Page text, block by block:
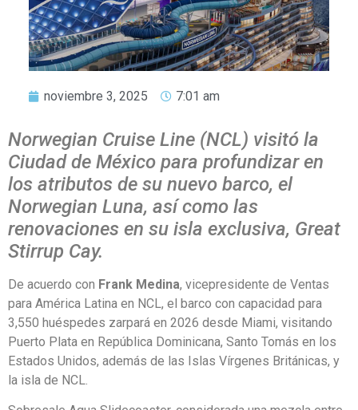
noviembre 3, 2025 7:01 am
Norwegian Cruise Line (NCL) visitó la
Ciudad de México para profundizar en
los atributos de su nuevo barco, el
Norwegian Luna, así como las
renovaciones en su isla exclusiva, Great
Stirrup Cay.
De acuerdo con Frank Medina, vicepresidente de Ventas
para América Latina en NCL, el barco con capacidad para
3,550 huéspedes zarpará en 2026 desde Miami, visitando
Puerto Plata en República Dominicana, Santo Tomás en los
Estados Unidos, además de las Islas Vírgenes Británicas, y
la isla de NCL.